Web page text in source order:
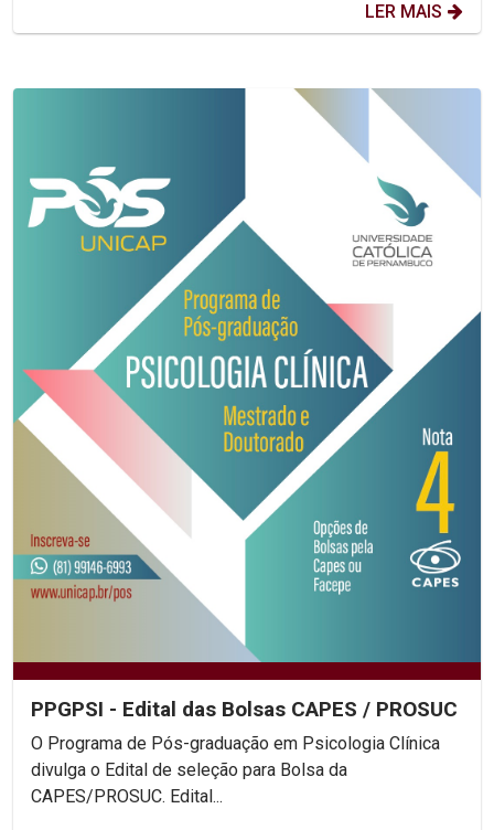
LER MAIS
PPGPSI - Edital das Bolsas CAPES / PROSUC
O Programa de Pós-graduação em Psicologia Clínica
divulga o Edital de seleção para Bolsa da
CAPES/PROSUC. Edital...